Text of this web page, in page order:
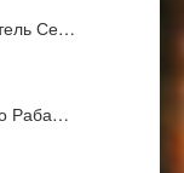
Се…
Раба…